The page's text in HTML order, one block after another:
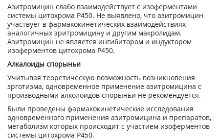
Азитромицин слабо взаимодействует с изоферментами
системы цитохрома Р450. Не выявлено, что азитромицин
участвует в фармакокинетических взаимодействиях
аналогичных эритромицину и другим макролидам.
Азитромицин не является ингибитором и индуктором
изоферментов цитохрома Р450.
Алкалоиды спорыньи
Учитывая теоретическую возможность возникновения
эрготизма, одновременное применение азитромицина с
производными алколоидов спорыньи не рекомендуется.
Были проведены фармакокинетические исследования
одновременного применения азитромицина и препаратов,
метаболизм которых происходит с участием изоферментов
системы цитохрома Р450.